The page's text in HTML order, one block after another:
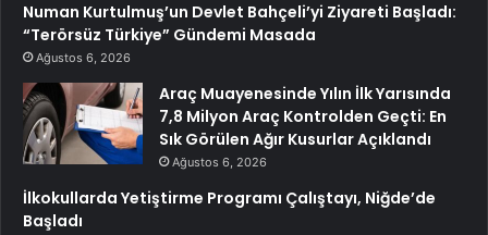
Numan Kurtulmuş’un Devlet Bahçeli’yi Ziyareti Başladı:
“Terörsüz Türkiye” Gündemi Masada
Ağustos 6, 2026
Araç Muayenesinde Yılın İlk Yarısında
7,8 Milyon Araç Kontrolden Geçti: En
Sık Görülen Ağır Kusurlar Açıklandı
Ağustos 6, 2026
İlkokullarda Yetiştirme Programı Çalıştayı, Niğde’de
Başladı